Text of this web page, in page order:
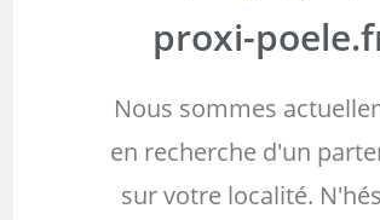
proxi-
Nous sommes
en recherche d'un
sur votre localité.